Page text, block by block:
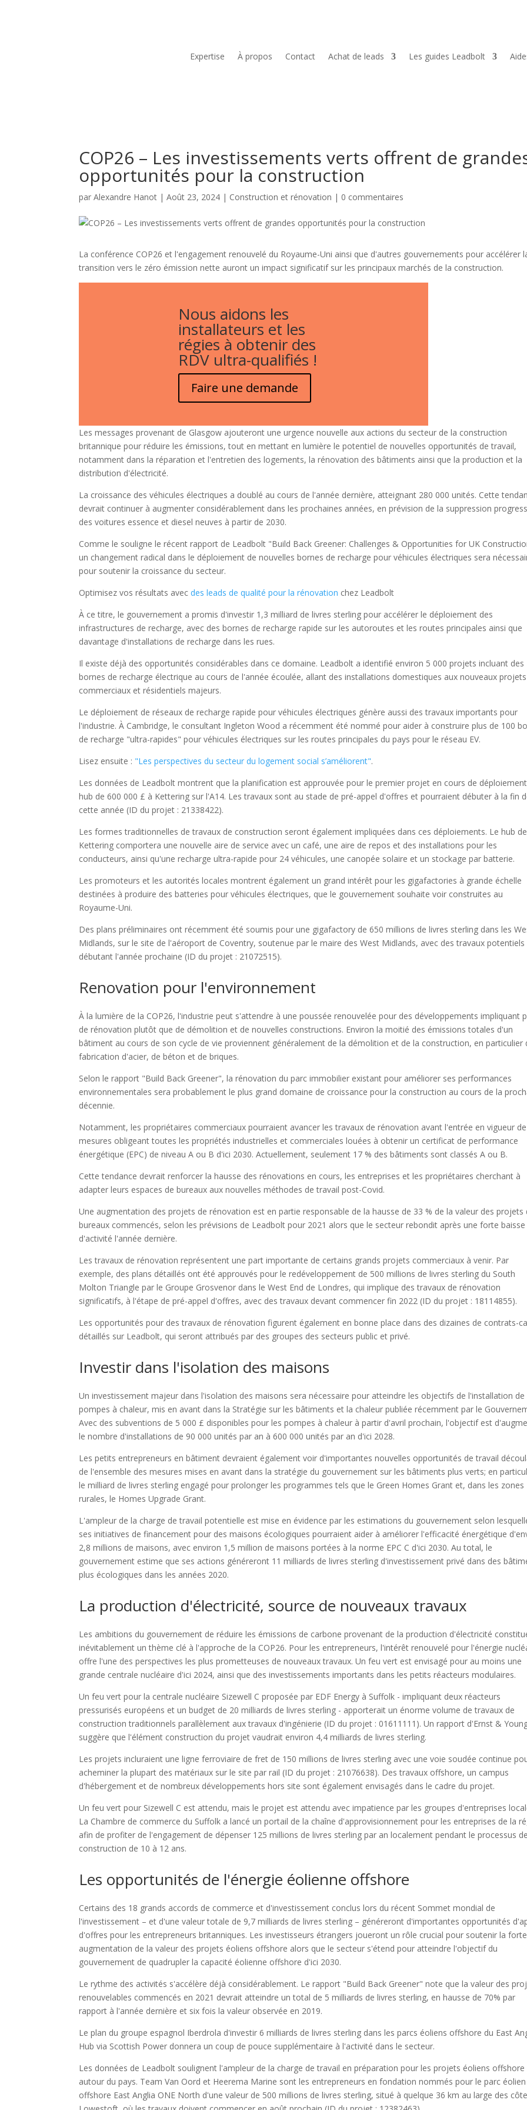
Expertise À propos Contact Achat de leads Les guides Leadbolt
COP26 – Les investissements verts offrent de
opportunités pour la construction
parAlexandre Hanot |Août 23, 2024 | Construction et rénovation | 0 commentaires
La conférence COP26 et l'engagement renouvelé du Royaume-Uni ainsi que d'autres gouvernements pour accélérer
transition vers le zéro émission nette auront un impact significatif sur les principaux marchés de la construction.
Nous aidons les
installateurs et les
régies à obtenir des
RDV ultra-qualifiés !
Faire une demande
Les messages provenant de Glasgow ajouteront une urgence nouvelle aux actions du secteur de la construction
britannique pour réduire les émissions, tout en mettant en lumière le potentiel de nouvelles opportunités de travail,
notamment dans la réparation et l'entretien des logements, la rénovation des bâtiments ainsi que la production et la
distribution d'électricité.
La croissance des véhicules électriques a doublé au cours de l'année dernière, atteignant 280 000 unités. Cette
devrait continuer à augmenter considérablement dans les prochaines années, en prévision de la suppression
des voitures essence et diesel neuves à partir de 2030.
Comme le souligne le récent rapport de Leadbolt "Build Back Greener: Challenges & Opportunities for UK
un changement radical dans le déploiement de nouvelles bornes de recharge pour véhicules électriques sera
pour soutenir la croissance du secteur.
Optimisez vos résultats avecdes leads de qualité pour la rénovation chez Leadbolt
À ce titre, le gouvernement a promis d'investir 1,3 milliard de livres sterling pour accélérer le déploiement des
infrastructures de recharge, avec des bornes de recharge rapide sur les autoroutes et les routes principales ainsi que
davantage d'installations de recharge dans les rues.
Il existe déjà des opportunités considérables dans ce domaine. Leadbolt a identifié environ 5 000 projets incluant des
bornes de recharge électrique au cours de l'année écoulée, allant des installations domestiques aux nouveaux projets
commerciaux et résidentiels majeurs.
Le déploiement de réseaux de recharge rapide pour véhicules électriques génère aussi des travaux importants pour
l'industrie. À Cambridge, le consultant Ingleton Wood a récemment été nommé pour aider à construire plus de 100
de recharge "ultra-rapides" pour véhicules électriques sur les routes principales du pays pour le réseau EV.
Lisez ensuite : "Les perspectives du secteur du logement social s’améliorent".
Les données de Leadbolt montrent que la planification est approuvée pour le premier projet en cours de
hub de 600 000 £ à Kettering sur l'A14. Les travaux sont au stade de pré-appel d'offres et pourraient débuter à la fin
cette année (ID du projet : 21338422).
Les formes traditionnelles de travaux de construction seront également impliquées dans ces déploiements. Le hub de
Kettering comportera une nouvelle aire de service avec un café, une aire de repos et des installations pour les
conducteurs, ainsi qu'une recharge ultra-rapide pour 24 véhicules, une canopée solaire et un stockage par batterie.
Les promoteurs et les autorités locales montrent également un grand intérêt pour les gigafactories à grande échelle
destinées à produire des batteries pour véhicules électriques, que le gouvernement souhaite voir construites au
Royaume-Uni.
Des plans préliminaires ont récemment été soumis pour une gigafactory de 650 millions de livres sterling dans les
Midlands, sur le site de l'aéroport de Coventry, soutenue par le maire des West Midlands, avec des travaux potentiels
débutant l'année prochaine (ID du projet : 21072515).
Renovation pour l'environnement
À la lumière de la COP26, l'industrie peut s'attendre à une poussée renouvelée pour des développements impliquant
de rénovation plutôt que de démolition et de nouvelles constructions. Environ la moitié des émissions totales d'un
bâtiment au cours de son cycle de vie proviennent généralement de la démolition et de la construction, en particulier
fabrication d'acier, de béton et de briques.
Selon le rapport "Build Back Greener", la rénovation du parc immobilier existant pour améliorer ses performances
environnementales sera probablement le plus grand domaine de croissance pour la construction au cours de la
décennie.
Notamment, les propriétaires commerciaux pourraient avancer les travaux de rénovation avant l'entrée en vigueur de
mesures obligeant toutes les propriétés industrielles et commerciales louées à obtenir un certificat de performance
énergétique (EPC) de niveau A ou B d'ici 2030. Actuellement, seulement 17 % des bâtiments sont classés A ou B.
Cette tendance devrait renforcer la hausse des rénovations en cours, les entreprises et les propriétaires cherchant à
adapter leurs espaces de bureaux aux nouvelles méthodes de travail post-Covid.
Une augmentation des projets de rénovation est en partie responsable de la hausse de 33 % de la valeur des projets
bureaux commencés, selon les prévisions de Leadbolt pour 2021 alors que le secteur rebondit après une forte baisse
d'activité l'année dernière.
Les travaux de rénovation représentent une part importante de certains grands projets commerciaux à venir. Par
exemple, des plans détaillés ont été approuvés pour le redéveloppement de 500 millions de livres sterling du South
Molton Triangle par le Groupe Grosvenor dans le West End de Londres, qui implique des travaux de rénovation
significatifs, à l'étape de pré-appel d'offres, avec des travaux devant commencer fin 2022 (ID du projet : 18114855).
Les opportunités pour des travaux de rénovation figurent également en bonne place dans des dizaines de contrats-
détaillés sur Leadbolt, qui seront attribués par des groupes des secteurs public et privé.
Investir dans l'isolation des maisons
Un investissement majeur dans l'isolation des maisons sera nécessaire pour atteindre les objectifs de l'installation de
pompes à chaleur, mis en avant dans la Stratégie sur les bâtiments et la chaleur publiée récemment par le
Avec des subventions de 5 000 £ disponibles pour les pompes à chaleur à partir d'avril prochain, l'objectif est
le nombre d'installations de 90 000 unités par an à 600 000 unités par an d'ici 2028.
Les petits entrepreneurs en bâtiment devraient également voir d'importantes nouvelles opportunités de travail
de l'ensemble des mesures mises en avant dans la stratégie du gouvernement sur les bâtiments plus verts; en
le milliard de livres sterling engagé pour prolonger les programmes tels que le Green Homes Grant et, dans les zones
rurales, le Homes Upgrade Grant.
L'ampleur de la charge de travail potentielle est mise en évidence par les estimations du gouvernement selon
ses initiatives de financement pour des maisons écologiques pourraient aider à améliorer l'efficacité énergétique
2,8 millions de maisons, avec environ 1,5 million de maisons portées à la norme EPC C d'ici 2030. Au total, le
gouvernement estime que ses actions généreront 11 milliards de livres sterling d'investissement privé dans des
plus écologiques dans les années 2020.
La production d'électricité, source de nouveaux travaux
Les ambitions du gouvernement de réduire les émissions de carbone provenant de la production d'électricité
inévitablement un thème clé à l'approche de la COP26. Pour les entrepreneurs, l'intérêt renouvelé pour l'énergie
offre l'une des perspectives les plus prometteuses de nouveaux travaux. Un feu vert est envisagé pour au moins une
grande centrale nucléaire d'ici 2024, ainsi que des investissements importants dans les petits réacteurs modulaires.
Un feu vert pour la centrale nucléaire Sizewell C proposée par EDF Energy à Suffolk - impliquant deux réacteurs
pressurisés européens et un budget de 20 milliards de livres sterling - apporterait un énorme volume de travaux de
construction traditionnels parallèlement aux travaux d'ingénierie (ID du projet : 01611111). Un rapport d'Ernst &
suggère que l'élément construction du projet vaudrait environ 4,4 milliards de livres sterling.
Les projets incluraient une ligne ferroviaire de fret de 150 millions de livres sterling avec une voie soudée continue
acheminer la plupart des matériaux sur le site par rail (ID du projet : 21076638). Des travaux offshore, un campus
d'hébergement et de nombreux développements hors site sont également envisagés dans le cadre du projet.
Un feu vert pour Sizewell C est attendu, mais le projet est attendu avec impatience par les groupes d'entreprises
La Chambre de commerce du Suffolk a lancé un portail de la chaîne d'approvisionnement pour les entreprises de la
afin de profiter de l'engagement de dépenser 125 millions de livres sterling par an localement pendant le processus de
construction de 10 à 12 ans.
Les opportunités de l'énergie éolienne offshore
Certains des 18 grands accords de commerce et d'investissement conclus lors du récent Sommet mondial de
l'investissement – et d'une valeur totale de 9,7 milliards de livres sterling – généreront d'importantes opportunités
d'offres pour les entrepreneurs britanniques. Les investisseurs étrangers joueront un rôle crucial pour soutenir la forte
augmentation de la valeur des projets éoliens offshore alors que le secteur s'étend pour atteindre l'objectif du
gouvernement de quadrupler la capacité éolienne offshore d'ici 2030.
Le rythme des activités s'accélère déjà considérablement. Le rapport "Build Back Greener" note que la valeur des
renouvelables commencés en 2021 devrait atteindre un total de 5 milliards de livres sterling, en hausse de 70% par
rapport à l'année dernière et six fois la valeur observée en 2019.
Le plan du groupe espagnol Iberdrola d'investir 6 milliards de livres sterling dans les parcs éoliens offshore du East
Hub via Scottish Power donnera un coup de pouce supplémentaire à l'activité dans le secteur.
Les données de Leadbolt soulignent l'ampleur de la charge de travail en préparation pour les projets éoliens offshore
autour du pays. Team Van Oord et Heerema Marine sont les entrepreneurs en fondation nommés pour le parc éolien
offshore East Anglia ONE North d'une valeur de 500 millions de livres sterling, situé à quelque 36 km au large des